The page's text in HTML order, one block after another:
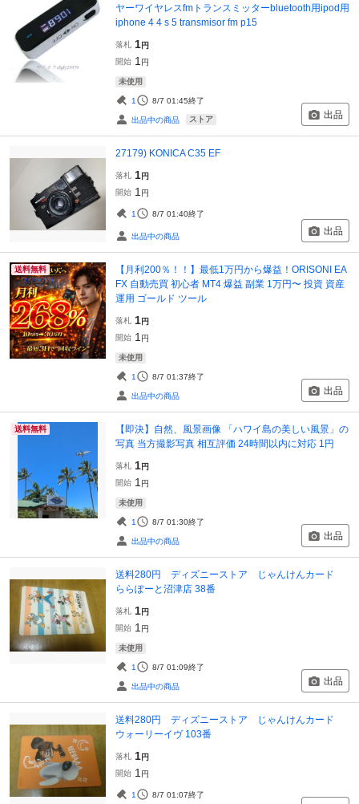
ヤーワイヤレスfmトランスミッターbluetooth用ipod用
iphone 4 4 s 5 transmisor fm p15
落札 1円
開始 1 円
未使用
1 8/7 01:45終了
出品中の商品 ストア 出品
27179) KONICA C35 EF
落札 1円
開始 1 円
1 8/7 01:40終了
出品中の商品 出品
送料無料
【月利200％！！】最低1万円から爆益！ORISONI EA
FX 自動売買 初心者 MT4 爆益 副業 1万円〜 投資 資産
運用 ゴールド ツール
落札 1円
開始 1 円
未使用
1 8/7 01:37終了
出品中の商品 出品
送料無料
【即決】自然、風景画像 「ハワイ島の美しい風景」の
写真 当方撮影写真 相互評価 24時間以内に対応 1円
落札 1円
開始 1 円
未使用
1 8/7 01:30終了
出品中の商品 出品
送料280円 ディズニーストア じゃんけんカード
ららぽーと沼津店 38番
落札 1円
開始 1 円
未使用
1 8/7 01:09終了
出品中の商品 出品
送料280円 ディズニーストア じゃんけんカード
ウォーリーイヴ 103番
落札 1円
開始 1 円
1 8/7 01:07終了